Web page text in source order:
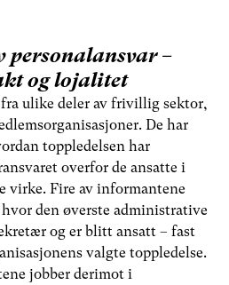
personalansvar –
og lojalitet
ulike deler av frivillig sektor,
De har
toppledelsen har
overfor de ansatte i
virke. Fire av informantene
den øverste administrative
og er blitt ansatt – fast
valgte toppledelse.
jobber derimot i